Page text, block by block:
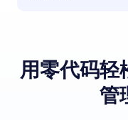
用零代码轻
管